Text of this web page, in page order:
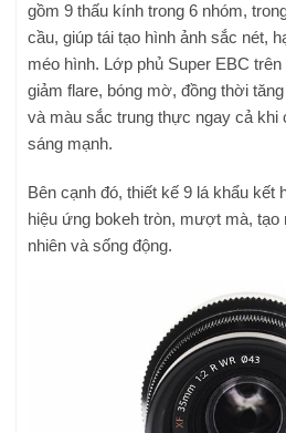
gồm 9 thấu kính trong 6 nhóm,
cầu, giúp tái tạo hình ảnh sắc nét,
méo hình. Lớp phủ Super EBC
giảm flare, bóng mờ, đồng thời
và màu sắc trung thực ngay cả khi
sáng mạnh.
Bên cạnh đó, thiết kế 9 lá khẩu kết
hiệu ứng bokeh tròn, mượt mà,
nhiên và sống động.